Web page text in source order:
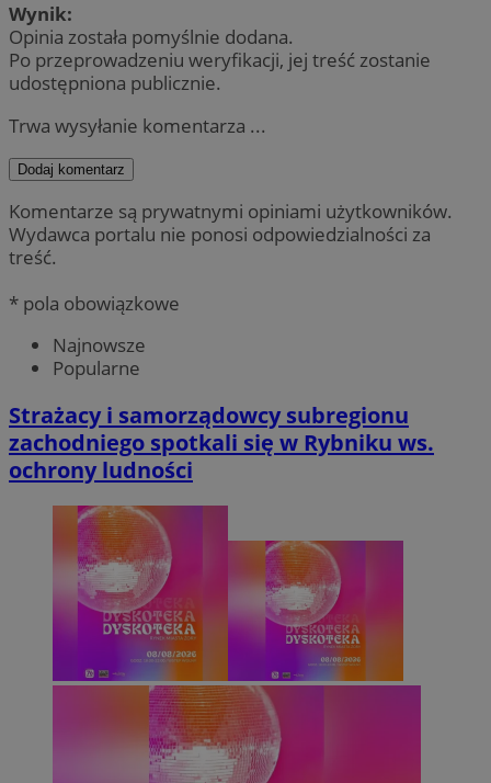
Wynik:
Opinia została pomyślnie dodana.
Po przeprowadzeniu weryfikacji, jej treść zostanie
udostępniona publicznie.
Trwa wysyłanie komentarza ...
Dodaj komentarz
Komentarze są prywatnymi opiniami użytkowników.
Wydawca portalu nie ponosi odpowiedzialności za
treść.
* pola obowiązkowe
Najnowsze
Popularne
Strażacy i samorządowcy subregionu
zachodniego spotkali się w Rybniku ws.
ochrony ludności